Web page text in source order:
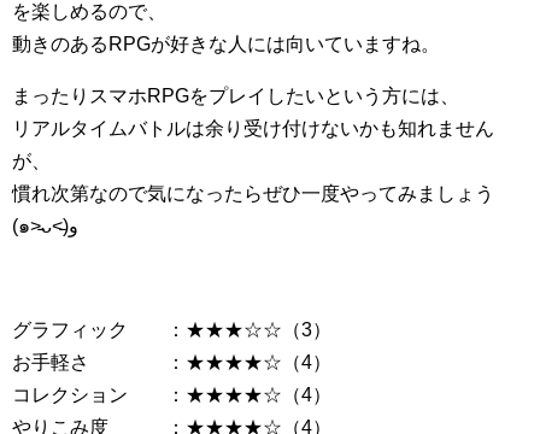
を楽しめるので、
動きのあるRPGが好きな人には向いていますね。
まったりスマホRPGをプレイしたいという方には、
リアルタイムバトルは余り受け付けないかも知れません
が、
慣れ次第なので気になったらぜひ一度やってみましょう
(๑˃̵ᴗ˂̵)و
グラフィック ：★★★☆☆（3）
お手軽さ ：★★★★☆（4）
コレクション ：★★★★☆（4）
やりこみ度 ：★★★★☆（4）